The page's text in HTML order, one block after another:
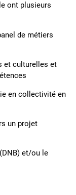
ont plusieurs
de métiers
et culturelles et
en collectivité en
un projet
et/ou le